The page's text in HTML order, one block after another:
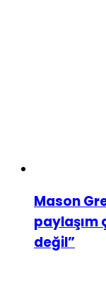
Mason
paylaşım
değil”